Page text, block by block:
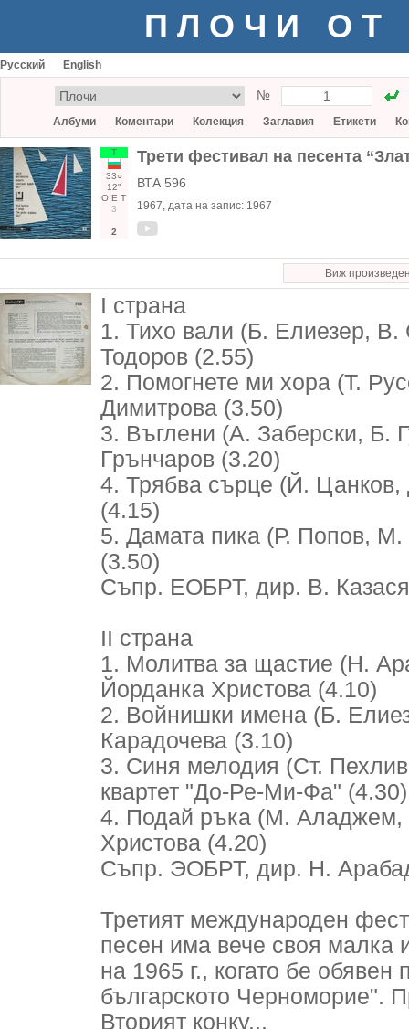
ПЛОЧИ ОТ
Русский English
№
Албуми Коментари Колекция Заглавия Етикети
Т
33○
12"
О Е Т
3
2
Трети фестивал на песента
ВТА 596
1967, дата на запис: 1967
Виж
I страна
1. Тихо вали (Б. Елиезер,
Тодоров (2.55)
2. Помогнете ми хора (Т.
Димитрова (3.50)
3. Въглени (А. Заберски, Б.
Грънчаров (3.20)
4. Трябва сърце (Й.
(4.15)
5. Дамата пика (Р. Попов,
(3.50)
Съпр. ЕОБРТ, дир. В.
II страна
1. Молитва за щастие (Н.
Йорданка Христова (4.10)
2. Войнишки имена (Б.
Карадочева (3.10)
3. Синя мелодия (Ст.
квартет "До-Ре-Ми-Фа" (4.30)
4. Подай ръка (М. Аладжем,
Христова (4.20)
Съпр. ЭОБРТ, дир. Н.
Третият международен
песен има вече своя малка
на 1965 г., когато бе обявен
българското Черноморие".
Вторият конку...